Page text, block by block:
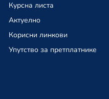
Курсна листа
Актуелно
Корисни линкови
Упутство за претплатнике